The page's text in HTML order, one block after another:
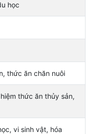
học
thức ăn chăn nuôi
thức ăn thủy sản,
vi sinh vật, hóa